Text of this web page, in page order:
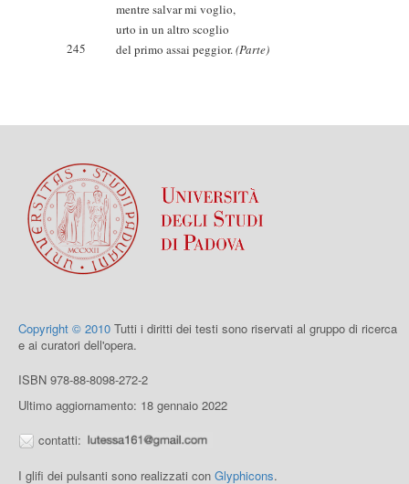
mentre salvar mi voglio,
urto in un altro scoglio
245
del primo assai peggior.(Parte)
Copyright © 2010 Tutti i diritti dei testi sono riservati al gruppo di ricerca
e ai curatori dell'opera.
ISBN 978-88-8098-272-2
Ultimo aggiornamento: 18 gennaio 2022
contatti:
I glifi dei pulsanti sono realizzati con Glyphicons.